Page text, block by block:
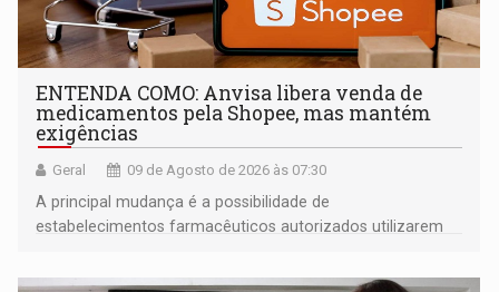
ENTENDA COMO: Anvisa libera venda de
medicamentos pela Shopee, mas mantém
exigências
Geral 09 de Agosto de 2026 às 07:30
A principal mudança é a possibilidade de
estabelecimentos farmacêuticos autorizados utilizarem